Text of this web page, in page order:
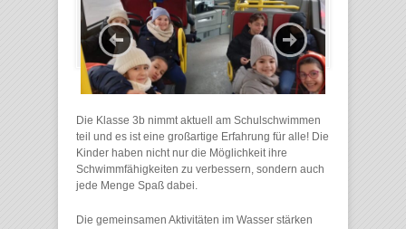
Die Klasse 3b nimmt aktuell am Schulschwimmen
teil und es ist eine großartige Erfahrung für alle! Die
Kinder haben nicht nur die Möglichkeit ihre
Schwimmfähigkeiten zu verbessern, sondern auch
jede Menge Spaß dabei.
Die gemeinsamen Aktivitäten im Wasser stärken